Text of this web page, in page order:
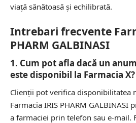
viață sănătoasă și echilibrată.
Intrebari frecvente
PHARM GALBINASI
1. Cum pot afla dacă un
este disponibil la Farmacia X?
Clienții pot verifica disponibilitatea
Farmacia IRIS PHARM GALBINASI
a farmaciei prin telefon sau e-mail.